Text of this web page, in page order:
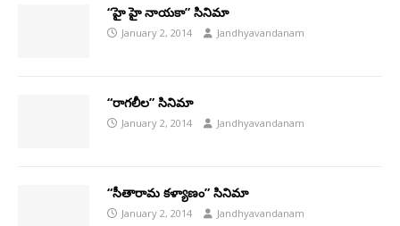
“హై హై నాయకా” సినిమా
January 2, 2014 Jandhyavandanam
“రాగలీల” సినిమా
January 2, 2014 Jandhyavandanam
“సీతారామ కళ్యాణం” సినిమా
January 2, 2014 Jandhyavandanam